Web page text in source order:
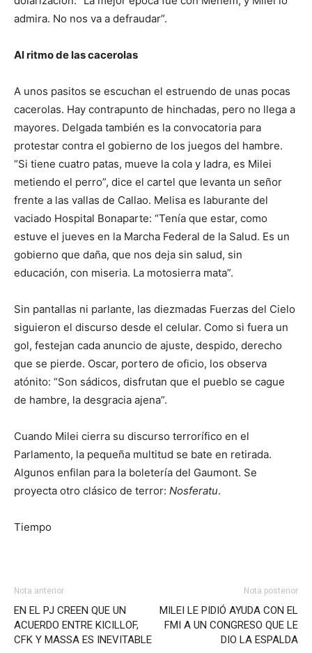
admira. No nos va a defraudar”.
Al ritmo de las cacerolas
A unos pasitos se escuchan el estruendo de unas pocas
cacerolas. Hay contrapunto de hinchadas, pero no llega a
mayores. Delgada también es la convocatoria para
protestar contra el gobierno de los juegos del hambre.
“Si tiene cuatro patas, mueve la cola y ladra, es Milei
metiendo el perro”, dice el cartel que levanta un señor
frente a las vallas de Callao. Melisa es laburante del
vaciado Hospital Bonaparte: “Tenía que estar, como
estuve el jueves en la Marcha Federal de la Salud. Es un
gobierno que daña, que nos deja sin salud, sin
educación, con miseria. La motosierra mata”.
Sin pantallas ni parlante, las diezmadas Fuerzas del Cielo
siguieron el discurso desde el celular. Como si fuera un
gol, festejan cada anuncio de ajuste, despido, derecho
que se pierde. Oscar, portero de oficio, los observa
atónito: “Son sádicos, disfrutan que el pueblo se cague
de hambre, la desgracia ajena”.
Cuando Milei cierra su discurso terrorífico en el
Parlamento, la pequeña multitud se bate en retirada.
Algunos enfilan para la boletería del Gaumont. Se
proyecta otro clásico de terror: Nosferatu.
Tiempo
Nota anterior
EN EL PJ CREEN QUE UN
ACUERDO ENTRE KICILLOF,
CFK Y MASSA ES INEVITABLE
Nota posterior
MILEI LE PIDIÓ AYUDA CON EL
FMI A UN CONGRESO QUE LE
DIO LA ESPALDA